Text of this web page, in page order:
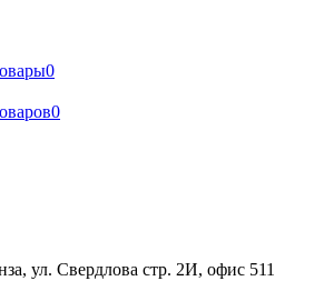
0
0
ул. Свердлова стр. 2И, офис 511